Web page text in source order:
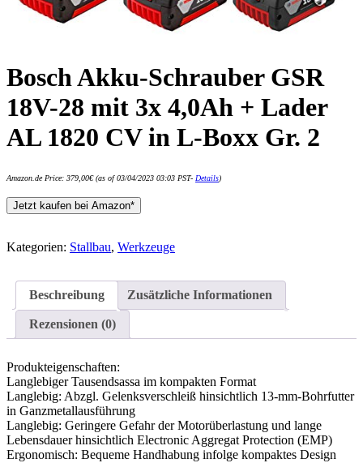
Bosch Akku-Schrauber GSR
18V-28 mit 3x 4,0Ah + Lader
AL 1820 CV in L-Boxx Gr. 2
Amazon.de Price: 379,00€(as of 03/04/2023 03:03 PST- Details)
Jetzt kaufen bei Amazon*
Kategorien: Stallbau, Werkzeuge
Beschreibung Zusätzliche Informationen
Rezensionen (0)
Produkteigenschaften:
Langlebiger Tausendsassa im kompakten Format
Langlebig: Abzgl. Gelenksverschleiß hinsichtlich 13-mm-Bohrfutter
in Ganzmetallausführung
Langlebig: Geringere Gefahr der Motorüberlastung und lange
Lebensdauer hinsichtlich Electronic Aggregat Protection (EMP)
Ergonomisch: Bequeme Handhabung infolge kompaktes Design